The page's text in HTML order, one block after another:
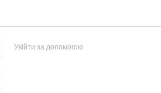
Увійти за допомогою